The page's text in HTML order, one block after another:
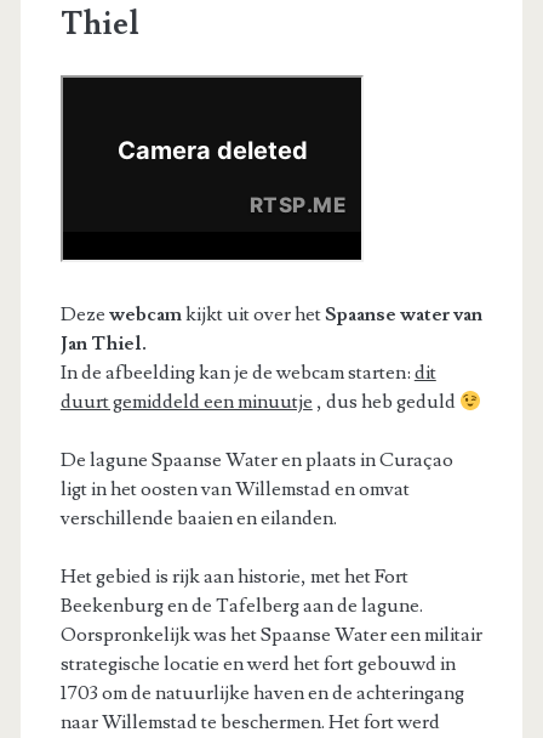
Thiel
Deze webcamkijkt uit over hetSpaanse water van
Jan Thiel.
In de afbeelding kan je de webcam starten: dit
duurt gemiddeld een minuutje , dus heb geduld
De lagune Spaanse Water en plaats in Curaçao
ligt in het oosten van Willemstad en omvat
verschillende baaien en eilanden.
Het gebied is rijk aan historie, met het Fort
Beekenburg en de Tafelberg aan de lagune.
Oorspronkelijk was het Spaanse Water een militair
strategische locatie en werd het fort gebouwd in
1703 om de natuurlijke haven en de achteringang
naar Willemstad te beschermen. Het fort werd